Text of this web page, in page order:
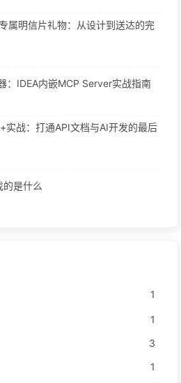
属明信片礼物：从设计到送达的完
：IDEA内嵌MCP Server实战指南
实战：打通API文档与AI开发的最后
的是什么
1
1
3
1